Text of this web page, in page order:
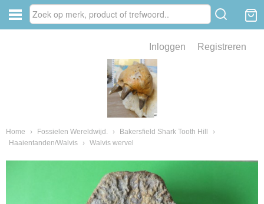
Inloggen Registreren
Home › Fossielen Wereldwijd. › Bakersfield Shark Tooth Hill
›
Haaientanden/Walvis
› Walvis wervel
van fossielen en mineralen